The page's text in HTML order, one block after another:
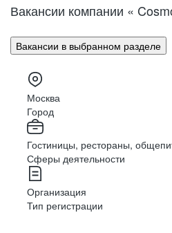
Вакансии компании «
Вакансии в выбранном разделе
Москва
Город
Гостиницы, рестораны,
Сферы деятельности
Организация
Тип регистрации